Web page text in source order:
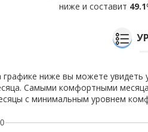
ниже и составит 49.1
графике ниже вы можете увидеть
Самыми комфортными
с минимальным уровнем